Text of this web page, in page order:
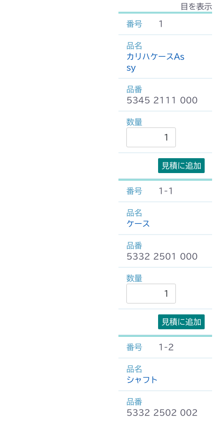
目を表示
1
カリハケースAs
sy
5345 2111 000
見積に追加
1-1
ケース
5332 2501 000
見積に追加
1-2
シャフト
5332 2502 002